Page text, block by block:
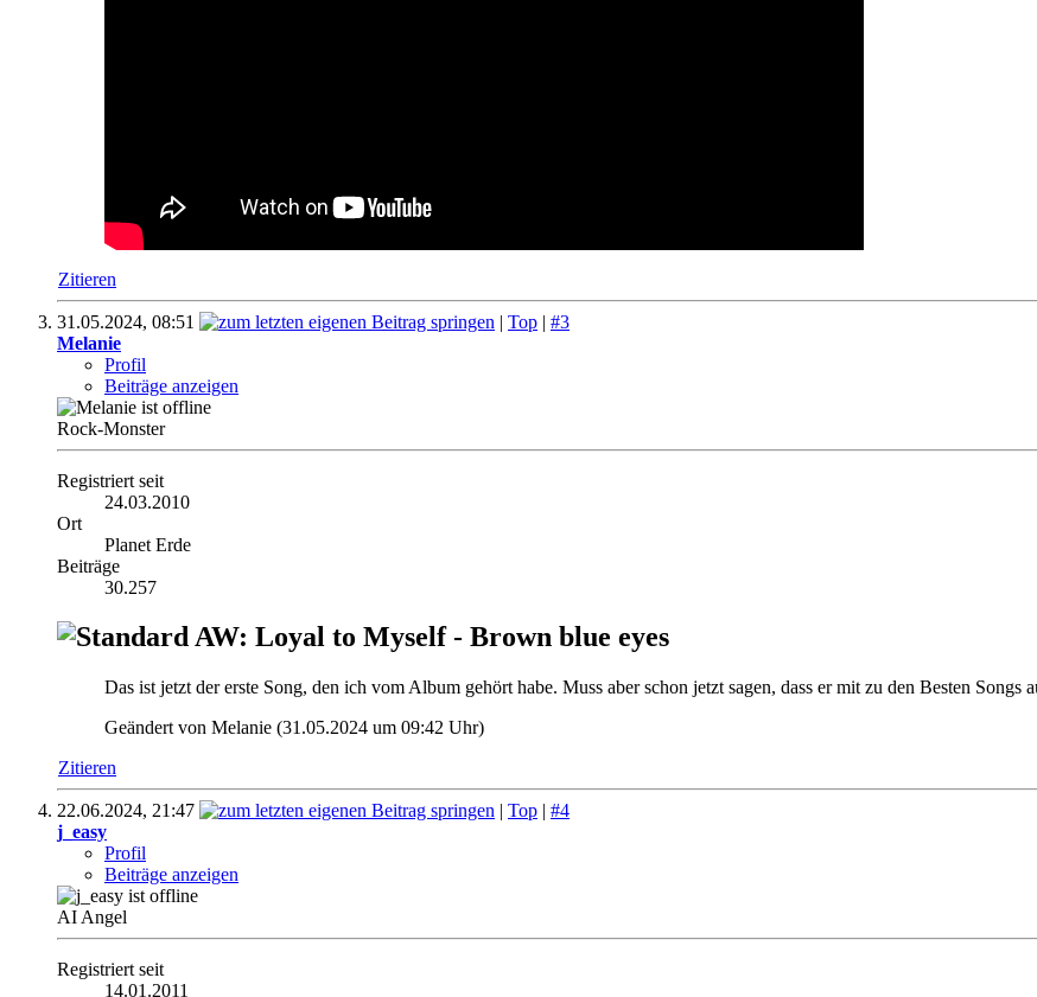
Zitieren
31.05.2024, 08:51 | Top | #3
Melanie
Profil
Beiträge anzeigen
Rock-Monster
Registriert seit
24.03.2010
Ort
Planet Erde
Beiträge
30.257
AW: Loyal to Myself - Brown blue eyes
Das ist jetzt der erste Song, den ich vom Album gehört habe. Muss aber schon jetzt sagen, dass er mit zu den Besten
Geändert von Melanie (31.05.2024 um 09:42 Uhr)
Zitieren
22.06.2024, 21:47 | Top | #4
j_easy
Profil
Beiträge anzeigen
AI Angel
Registriert seit
14.01.2011